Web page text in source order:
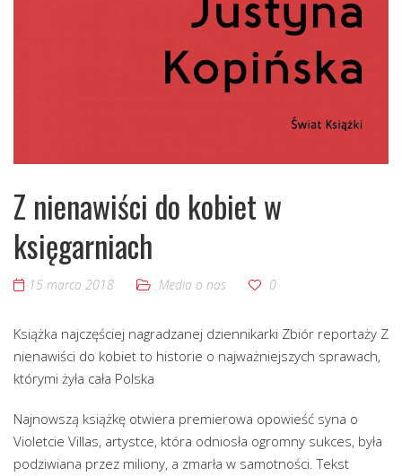
Z nienawiści do kobiet w
księgarniach
15 marca 2018 Media o nas 0
Książka najczęściej nagradzanej dziennikarki Zbiór reportaży Z
nienawiści do kobiet to historie o najważniejszych sprawach,
którymi żyła cała Polska
Najnowszą książkę otwiera premierowa opowieść syna o
Violetcie Villas, artystce, która odniosła ogromny sukces, była
podziwiana przez miliony, a zmarła w samotności. Tekst